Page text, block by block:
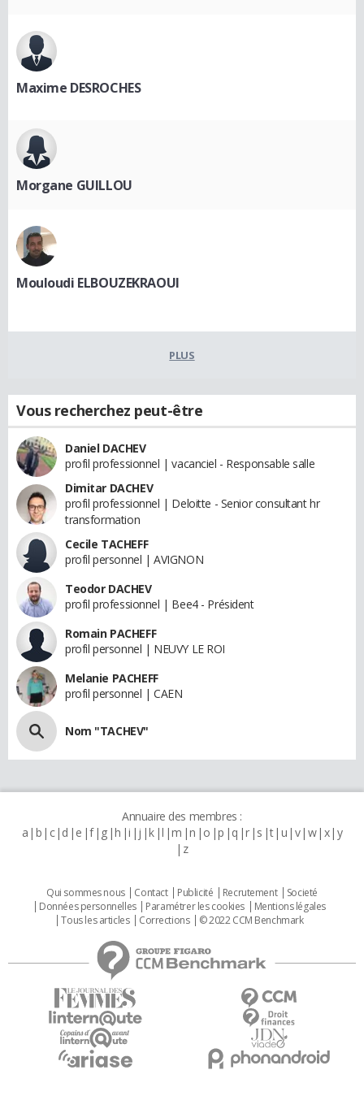
Maxime DESROCHES
Morgane GUILLOU
Mouloudi ELBOUZEKRAOUI
PLUS
Vous recherchez peut-être
Daniel DACHEV
profil professionnel | vacanciel - Responsable salle
Dimitar DACHEV
profil professionnel | Deloitte - Senior consultant hr
transformation
Cecile TACHEFF
profil personnel | AVIGNON
Teodor DACHEV
profil professionnel | Bee4 - Président
Romain PACHEFF
profil personnel | NEUVY LE ROI
Melanie PACHEFF
profil personnel | CAEN
Nom "TACHEV"
Annuaire des membres :
a b c d e f g h i j k l m n o p q r s t u v w x y
z
Qui sommes nous Contact Publicité Recrutement
Societé
Données personnelles
Paramétrer les cookies
Mentions légales
Tous les articles
Corrections © 2022 CCM Benchmark